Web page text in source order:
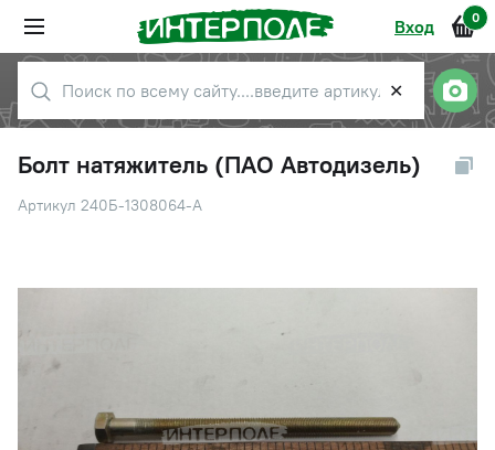
Вход 0
✕
Болт натяжитель (ПАО Автодизель)
Артикул 240Б-1308064-А